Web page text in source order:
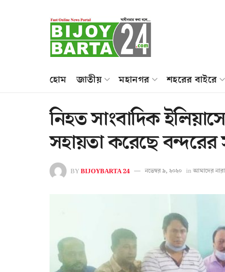
হোম জাতীয় মহানগর শহরের বাইরে
নিহত সাংবাদিক
সহায়তা করেছে বন্দরের
BYBIJOYBARTA 24 নভেম্বর ৯, ২০২০ in আমাদের